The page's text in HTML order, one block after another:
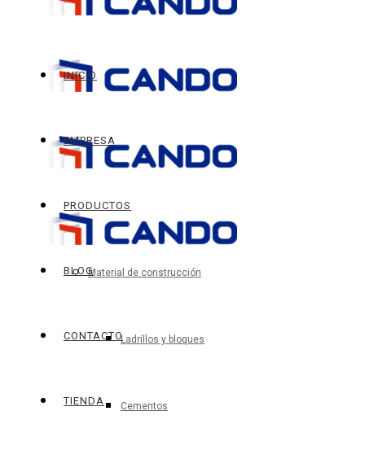
INICIO
EMPRESA
PRODUCTOS
Material de construcción
Ladrillos y bloques
Cementos
BLOG
CONTACTO
TIENDA